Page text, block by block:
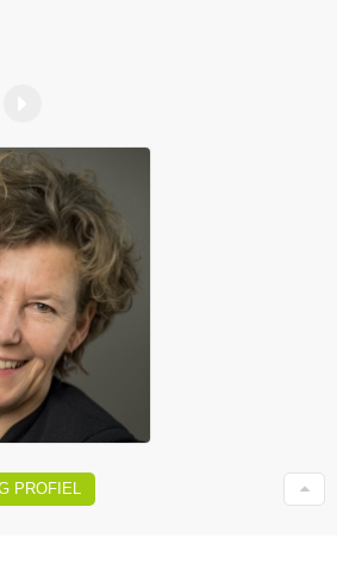
PROFIEL